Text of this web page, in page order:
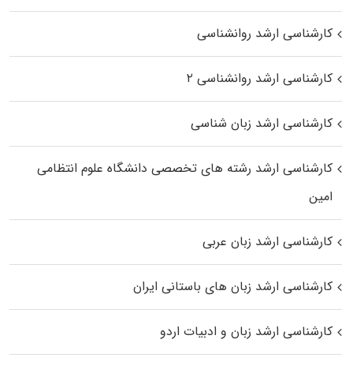
کارشناسی ارشد روانشناسی
کارشناسی ارشد روانشناسی ۲
کارشناسی ارشد زبان شناسی
کارشناسی ارشد رﺷﺘﻪ ﻫﺎی تخصصی داﻧﺸﮕﺎه ﻋﻠﻮم انتظامی
اﻣﻴﻦ
کارشناسی ارشد زبان عربی
کارشناسی ارشد زبان‌ های باستانی ایران
کارشناسی ارشد زبان و ادبیات اردو